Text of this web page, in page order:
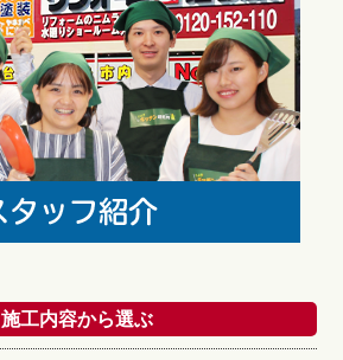
施工内容から選ぶ